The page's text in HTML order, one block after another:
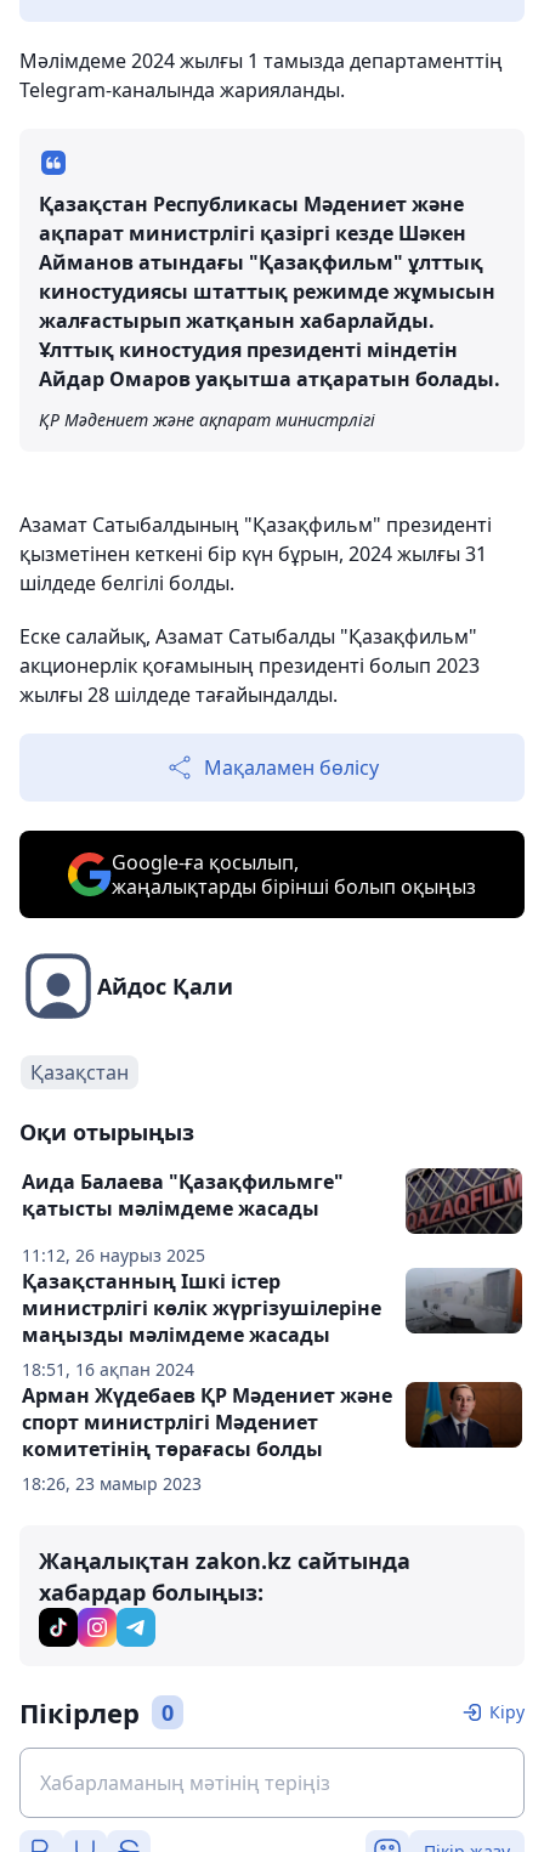
Мәлімдеме 2024 жылғы 1 тамызда департаменттің
Telegram-каналында жарияланды.
Қазақстан Республикасы Мәдениет және
ақпарат министрлігі қазіргі кезде Шәкен
Айманов атындағы "Қазақфильм" ұлттық
киностудиясы штаттық режимде жұмысын
жалғастырып жатқанын хабарлайды.
Ұлттық киностудия президенті міндетін
Айдар Омаров уақытша атқаратын болады.
ҚР Мәдениет және ақпарат министрлігі
Азамат Сатыбалдының "Қазақфильм" президенті
қызметінен кеткені бір күн бұрын, 2024 жылғы 31
шілдеде белгілі болды.
Еске салайық, Азамат Сатыбалды "Қазақфильм"
акционерлік қоғамының президенті болып 2023
жылғы 28 шілдеде тағайындалды.
Мақаламен бөлісу
Google-ға қосылып,
жаңалықтарды бірінші болып оқыңыз
Айдос Қали
Қазақстан
Оқи отырыңыз
11:12, 26 наурыз 2025
Аида Балаева "Қазақфильмге"
қатысты мәлімдеме жасады
18:51, 16 ақпан 2024
Қазақстанның Ішкі істер
министрлігі көлік жүргізушілеріне
маңызды мәлімдеме жасады
18:26, 23 мамыр 2023
Арман Жүдебаев ҚР Мәдениет және
спорт министрлігі Мәдениет
комитетінің төрағасы болды
Жаңалықтан zakon.kz сайтында
хабардар болыңыз:
Пікірлер 0 Кіру